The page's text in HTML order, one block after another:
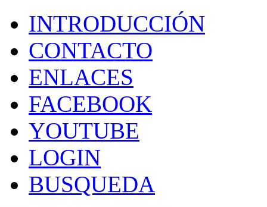
INTRODUCCIÓN
CONTACTO
ENLACES
FACEBOOK
YOUTUBE
LOGIN
BUSQUEDA